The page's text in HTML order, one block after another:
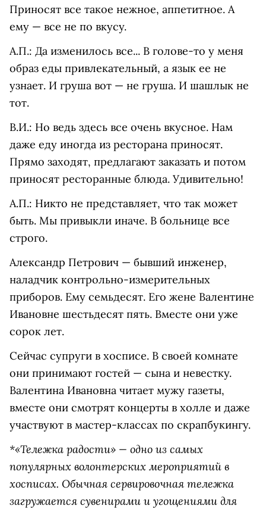
Приносят все такое нежное, аппетитное. А
ему — все не по вкусу.
А.П.: Да изменилось все... В голове-то у меня
образ еды привлекательный, а язык ее не
узнает. И груша вот — не груша. И шашлык не
тот.
В.И.: Но ведь здесь все очень вкусное. Нам
даже еду иногда из ресторана приносят.
Прямо заходят, предлагают заказать и потом
приносят ресторанные блюда. Удивительно!
А.П.: Никто не представляет, что так может
быть. Мы привыкли иначе. В больнице все
строго.
Александр Петрович — бывший инженер,
наладчик контрольно-измерительных
приборов. Ему семьдесят. Его жене Валентине
Ивановне шестьдесят пять. Вместе они уже
сорок лет.
Сейчас супруги в хосписе. В своей комнате
они принимают гостей — сына и невестку.
Валентина Ивановна читает мужу газеты,
вместе они смотрят концерты в холле и даже
участвуют в мастер-классах по скрапбукингу.
*«Тележка радости» — одно из самых
популярных волонтерских мероприятий в
хосписах. Обычная сервировочная тележка
загружается сувенирами и угощениями для